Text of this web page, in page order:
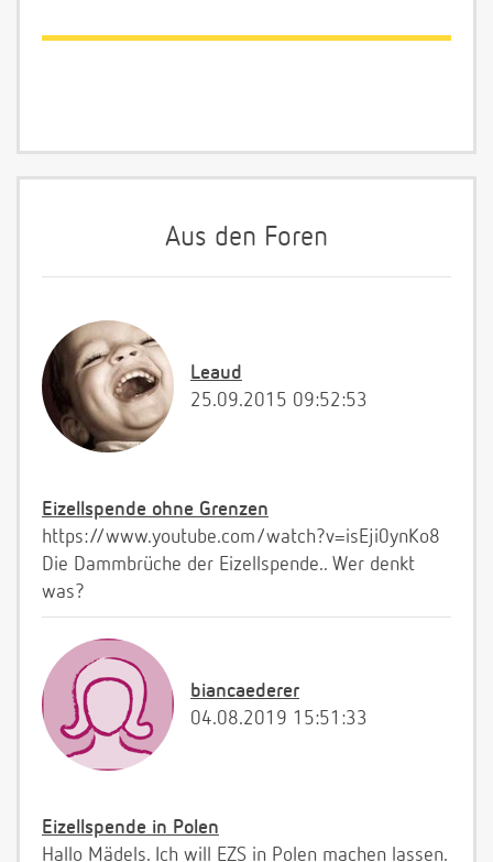
Aus den Foren
Leaud
25.09.2015 09:52:53
Eizellspende ohne Grenzen
https://www.youtube.com/watch?v=isEji0ynKo8
Die Dammbrüche der Eizellspende.. Wer denkt
was?
biancaederer
04.08.2019 15:51:33
Eizellspende in Polen
Hallo Mädels. Ich will EZS in Polen machen lassen.